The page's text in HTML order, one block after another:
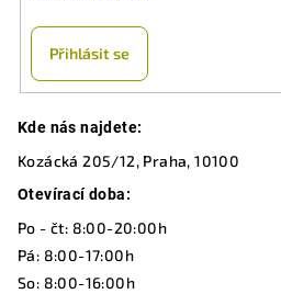
Přihlásit se
Kde nás najdete:
Kozácká 205/12, Praha, 10100
Otevírací doba:
Po - čt: 8:00-20:00h
Pá: 8:00-17:00h
So: 8:00-16:00h